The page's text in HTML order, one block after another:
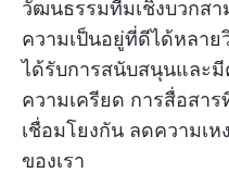
วัฒนธรรมทีมเชิงบวกสา
ความเป็นอยู่ที่ดีได้หลาย
ได้รับการสนับสนุนและ
ความเครียด การสื่อสาร
เชื่อมโยงกัน ลดความเ
ของเรา